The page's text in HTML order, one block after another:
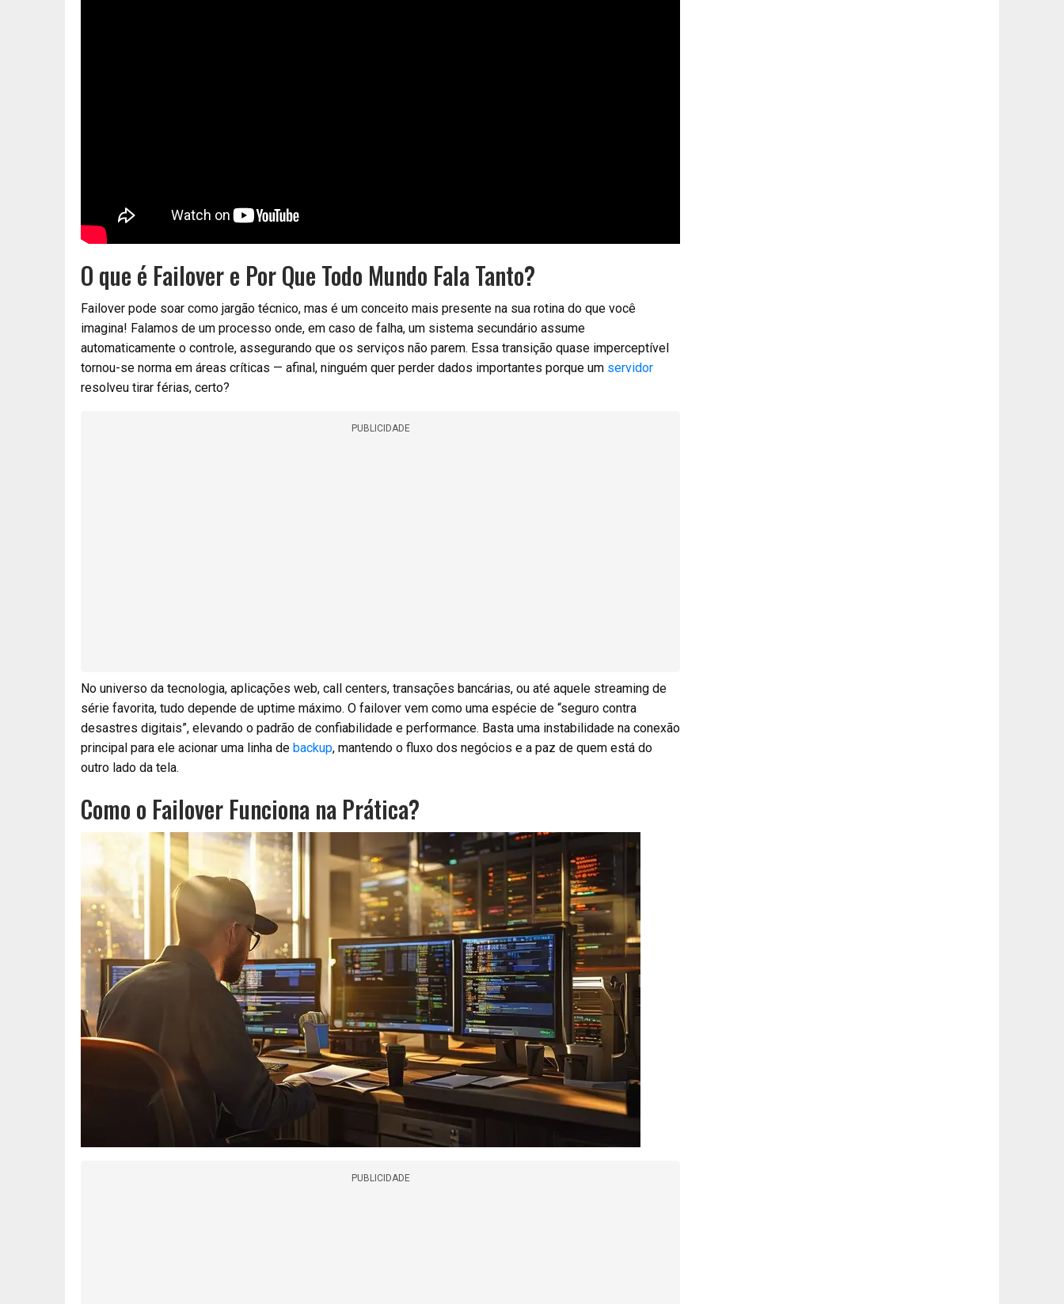
O que é Failover e Por Que Todo Mundo Fala Tanto?
Failover pode soar como jargão técnico, mas é um conceito mais presente na sua rotina do que você
imagina! Falamos de um processo onde, em caso de falha, um sistema secundário assume
automaticamente o controle, assegurando que os serviços não parem. Essa transição quase imperceptível
tornou-se norma em áreas críticas — afinal, ninguém quer perder dados importantes porque um servidor
resolveu tirar férias, certo?
PUBLICIDADE
No universo da tecnologia, aplicações web, call centers, transações bancárias, ou até aquele streaming de
série favorita, tudo depende de uptime máximo. O failover vem como uma espécie de “seguro contra
desastres digitais”, elevando o padrão de confiabilidade e performance. Basta uma instabilidade na conexão
principal para ele acionar uma linha de backup, mantendo o fluxo dos negócios e a paz de quem está do
outro lado da tela.
Como o Failover Funciona na Prática?
PUBLICIDADE